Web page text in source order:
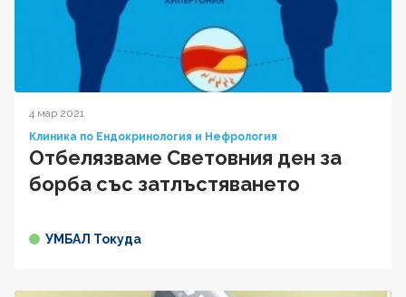
4 мар 2021
Клиника по Ендокринология и Нефрология
Отбелязваме Световния ден за
борба със затлъстяването
УМБАЛ Токуда